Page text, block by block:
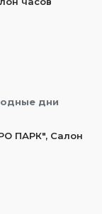
дни
ПАРК", Салон